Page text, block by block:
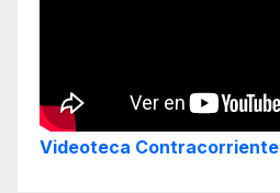
Videoteca Contracorriente